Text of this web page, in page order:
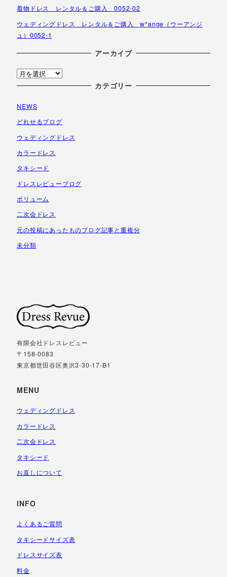
着物ドレス レンタル＆ご購入 0052-02
ウェディングドレス レンタル＆ご購入 w*ange（ウーアンジ
ュ）0052-1
アーカイブ
ア
ー
イ
ブ
カテゴリー
NEWS
どれせるブログ
ウェディングドレス
カラードレス
タキシード
ドレスレビューブログ
ボリューム
二次会ドレス
元の投稿にあったものブログ記事と重複分
未分類
有限会社ドレスレビュー
〒158-0083
東京都世田谷区奥沢3-30-17-B1
MENU
ウェディングドレス
カラードレス
二次会ドレス
タキシード
お直しについて
INFO
よくあるご質問
タキシードサイズ表
ドレスサイズ表
料金